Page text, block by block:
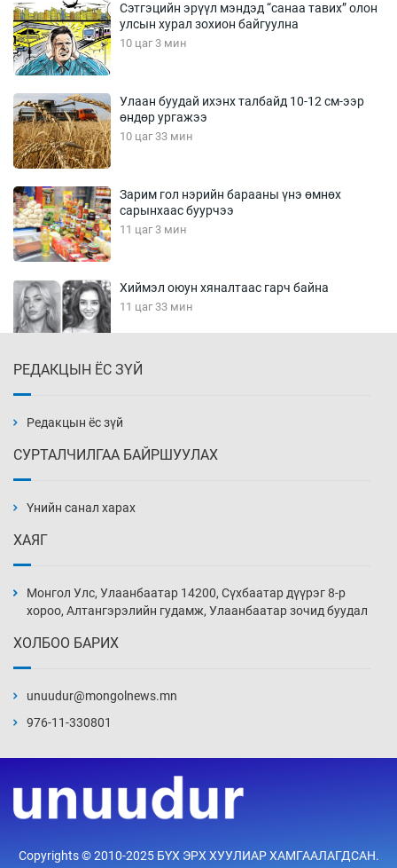
Сэтгэцийн эрүүл мэндэд “санаа тавих” олон
улсын хурал зохион байгуулна
10 цаг 3 мин
Улаан буудай ихэнх талбайд 10-12 см-ээр
өндөр ургажээ
10 цаг 33 мин
Зарим гол нэрийн барааны үнэ өмнөх
сарынхаас буурчээ
11 цаг 3 мин
Хиймэл оюун хяналтаас гарч байна
11 цаг 33 мин
12 цаг 3 мин
нэмэгджээ
12 цаг 33 мин
13 цаг 3 мин
13 цаг 33 мин
үйлчилж буй гэв
РЕДАКЦЫН ЁС ЗҮЙ
Редакцын ёс зүй
СУРТАЛЧИЛГАА БАЙРШУУЛАХ
Үнийн санал харах
ХАЯГ
Монгол Улс, Улаанбаатар 14200, Сүхбаатар дүүрэг 8-р
хороо, Алтангэрэлийн гудамж, Улаанбаатар зочид буудал
ХОЛБОО БАРИХ
unuudur@mongolnews.mn
976-11-330801
Copyrights © 2010-2025 БҮХ ЭРХ ХУУЛИАР ХАМГААЛАГДСАН.